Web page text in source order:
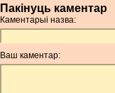
Пакінуць каментар
Каментарыі назва:
Ваш каментар: